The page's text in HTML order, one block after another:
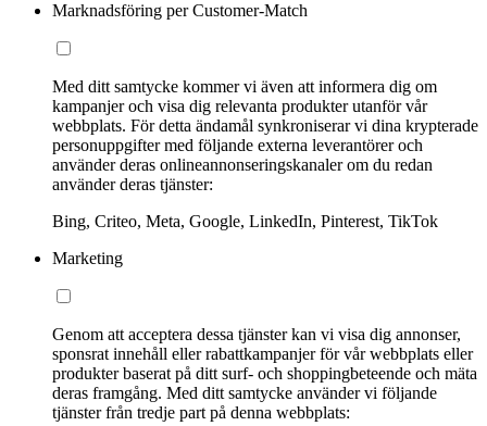
Marknadsföring per Customer-Match
Med ditt samtycke kommer vi även att informera dig om
kampanjer och visa dig relevanta produkter utanför vår
webbplats. För detta ändamål synkroniserar vi dina krypterade
personuppgifter med följande externa leverantörer och
använder deras onlineannonseringskanaler om du redan
använder deras tjänster:
Bing, Criteo, Meta, Google, LinkedIn, Pinterest, TikTok
Marketing
Genom att acceptera dessa tjänster kan vi visa dig annonser,
sponsrat innehåll eller rabattkampanjer för vår webbplats eller
produkter baserat på ditt surf- och shoppingbeteende och mäta
deras framgång. Med ditt samtycke använder vi följande
tjänster från tredje part på denna webbplats: